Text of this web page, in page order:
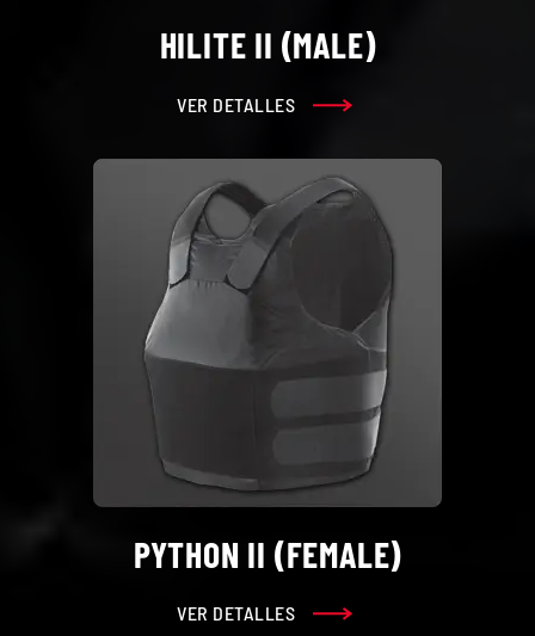
HILITE II (MALE)
VER DETALLES
PYTHON II (FEMALE)
VER DETALLES